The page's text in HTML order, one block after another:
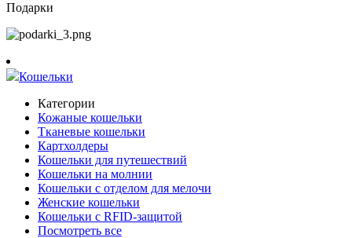
Подарки
Кошельки
Категории
Кожаные кошельки
Тканевые кошельки
Картхолдеры
Кошельки для путешествий
Кошельки на молнии
Кошельки с отделом для мелочи
Женские кошельки
Кошельки с RFID-защитой
Посмотреть все